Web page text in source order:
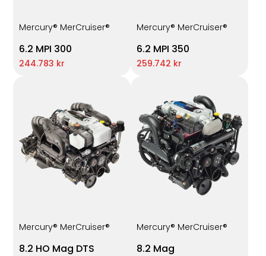
Mercury® MerCruiser®
6.2 MPI 300
244.783 kr
Mercury® MerCruiser®
6.2 MPI 350
259.742 kr
Mercury® MerCruiser®
8.2 HO Mag DTS
Mercury® MerCruiser®
8.2 Mag